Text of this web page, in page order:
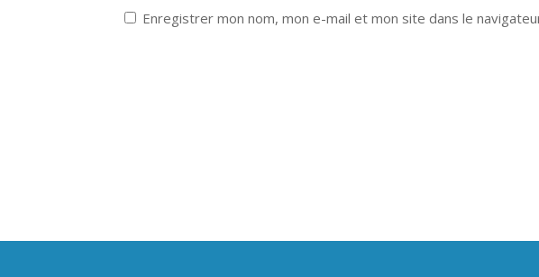
Enregistrer mon nom, mon e-mail et mon site dans le